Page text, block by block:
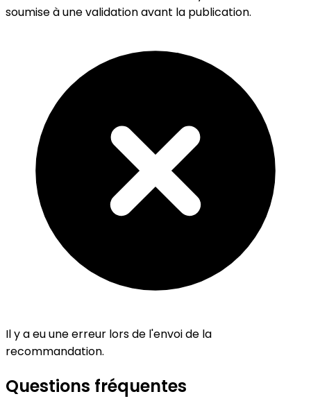
soumise à une validation avant la publication.
Il y a eu une erreur lors de l'envoi de la
recommandation.
Questions fréquentes